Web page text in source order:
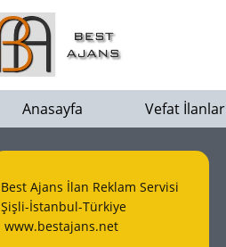
Anasayfa Vefat İlanlar
Best Ajans İlan Reklam Servisi
Şişli-İstanbul-Türkiye
www.bestajans.net